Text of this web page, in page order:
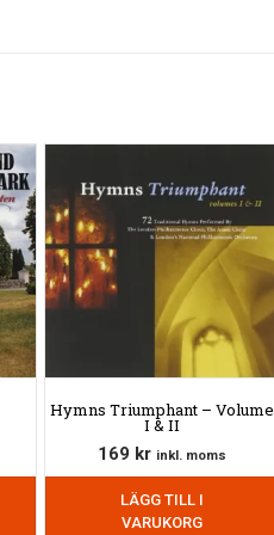
Hymns Triumphant – Volume
I & II
169 kr inkl. moms
LÄGG TILL I
VARUKORG